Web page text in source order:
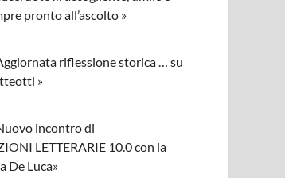
pronto all’ascolto »
riflessione storica … su
»
incontro di
LETTERARIE 10.0 con la
De Luca»